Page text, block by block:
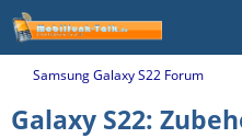
Samsung Galaxy S22 Forum
Galaxy S22: